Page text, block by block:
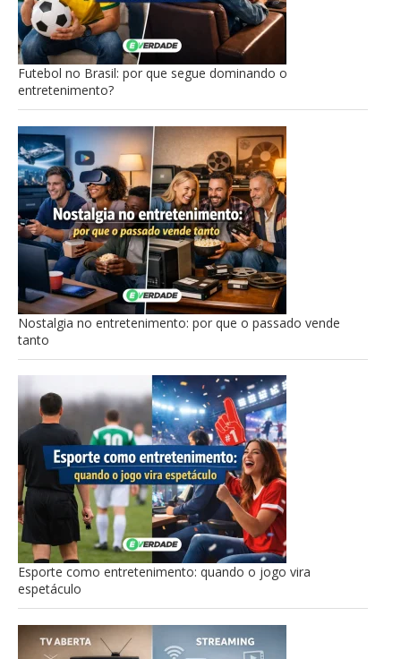
Futebol no Brasil: por que segue dominando o
entretenimento?
Nostalgia no entretenimento: por que o passado vende
tanto
Esporte como entretenimento: quando o jogo vira
espetáculo